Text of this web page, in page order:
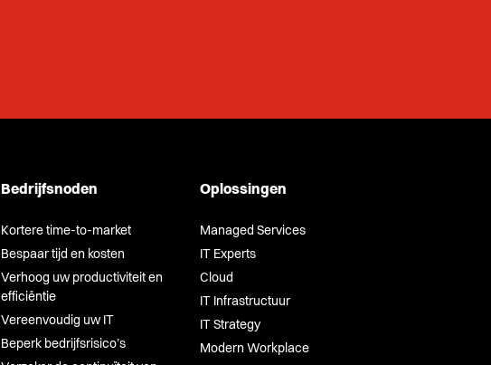
Bedrijfsnoden
Kortere time-to-market
Bespaar tijd en kosten
Verhoog uw productiviteit en
efficiëntie
Vereenvoudig uw IT
Beperk bedrijfsrisico’s
Oplossingen
Managed Services
IT Experts
Cloud
IT Infrastructuur
IT Strategy
Modern Workplace